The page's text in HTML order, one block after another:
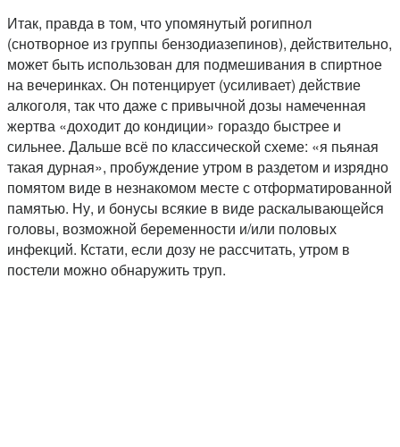
Итак, правда в том, что упомянутый рогипнол
(снотворное из группы бензодиазепинов), действительно,
может быть использован для подмешивания в спиртное
на вечеринках. Он потенцирует (усиливает) действие
алкоголя, так что даже с привычной дозы намеченная
жертва «доходит до кондиции» гораздо быстрее и
сильнее. Дальше всё по классической схеме: «я пьяная
такая дурная», пробуждение утром в раздетом и изрядно
помятом виде в незнакомом месте с отформатированной
памятью. Ну, и бонусы всякие в виде раскалывающейся
головы, возможной беременности и/или половых
инфекций. Кстати, если дозу не рассчитать, утром в
постели можно обнаружить труп.